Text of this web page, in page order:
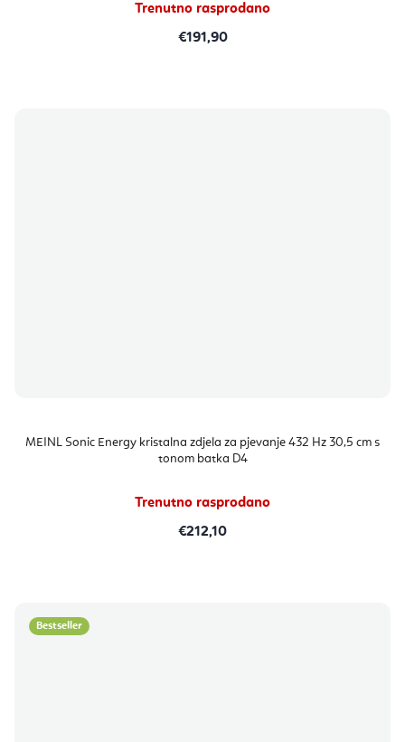
Trenutno rasprodano
€191,90
MEINL Sonic Energy kristalna zdjela za pjevanje 432 Hz 30,5 cm s
tonom batka D4
Trenutno rasprodano
€212,10
Bestseller